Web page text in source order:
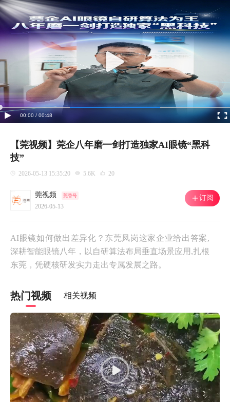
00:00 / 00:48
【莞视频】莞企八年磨一剑打造独家AI眼镜“黑科
技”
2026-05-13 15:35:20 5.6K 20
莞视频 莞香号
2026-05-13
订阅
AI眼镜如何做出差异化？东莞凤岗这家企业给出答案,
深耕智能眼镜八年，以自研算法布局垂直场景应用,扎根
东莞，凭硬核研发实力走出专属发展之路。
热门视频 相关视频